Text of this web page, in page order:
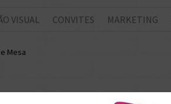
VISUAL CONVITES MARKETING
Mesa